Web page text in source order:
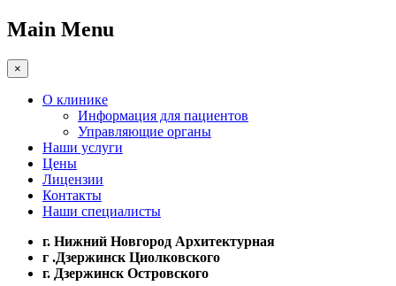
Main Menu
×
О клинике
Информация для пациентов
Управляющие органы
Наши услуги
Цены
Лицензии
Контакты
Наши специалисты
г. Нижний Новгород Архитектурная
г .Дзержинск Циолковского
г. Дзержинск Островского